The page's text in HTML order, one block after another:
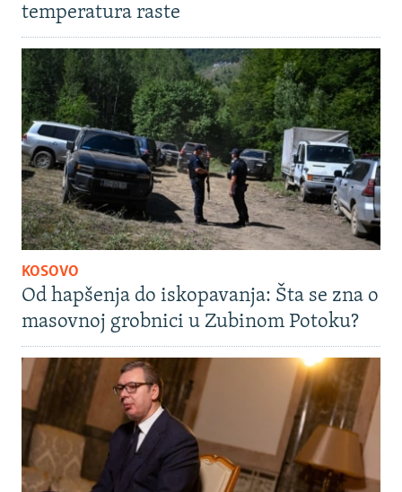
temperatura raste
KOSOVO
Od hapšenja do iskopavanja: Šta se zna o
masovnoj grobnici u Zubinom Potoku?